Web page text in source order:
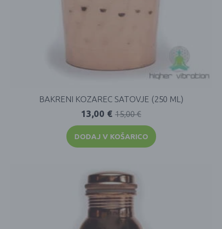
BAKRENI KOZAREC SATOVJE (250 ML)
15,00€
13,00 €
DODAJ V KOŠARICO